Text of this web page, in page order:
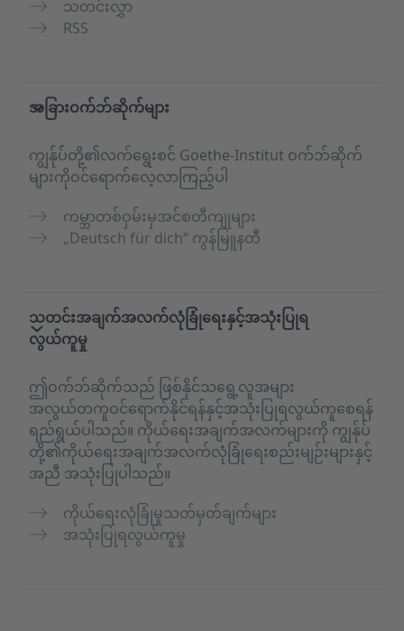
သတင်းလွှာ
RSS
အခြားဝက်ဘ်ဆိုက်များ
ကျွန်ုပ်တို့၏လက်ရွေးစင် Goethe-Institut ဝက်ဘ်ဆိုက်
များကိုဝင်ရောက်လေ့လာကြည့်ပါ
ကမ္ဘာတစ်ဝှမ်းမှအင်စတီကျုများ
„Deutsch für dich“ ကွန်မြူနတီ
သတင်းအချက်အလက်လုံခြုံရေးနှင့်အသုံးပြုရ
လွယ်ကူမှု
ဤဝက်ဘ်ဆိုက်သည် ဖြစ်နိုင်သရွေ့လူအများ
အလွယ်တကူဝင်ရောက်နိုင်ရန်နှင့်အသုံးပြုရလွယ်ကူစေရန်
ရည်ရွယ်ပါသည်။ ကိုယ်ရေးအချက်အလက်များကို ကျွန်ုပ်
တို့၏ကိုယ်ရေးအချက်အလက်လုံခြုံရေးစည်းမျဉ်းများနှင့်
အညီ အသုံးပြုပါသည်။
ကိုယ်ရေးလုံခြုံမှုသတ်မှတ်ချက်များ
အသုံးပြုရလွယ်ကူမှု